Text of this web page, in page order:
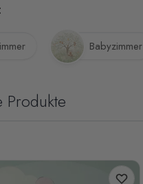
Babyzimmer
Produkte